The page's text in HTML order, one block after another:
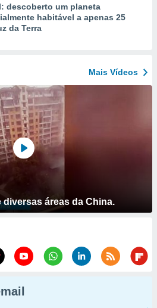
descoberto um planeta
habitável a apenas 25
da Terra
Mais Vídeos
áreas da China.